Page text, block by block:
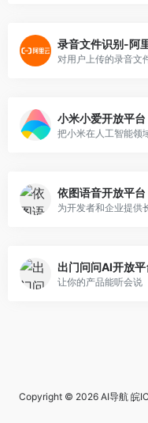
录音文件识别-阿
小米小爱开放平台
依图语音开放平台
出门问问AI开放平
让你的产品能听会说
Copyright © 2026 AI导航 皖